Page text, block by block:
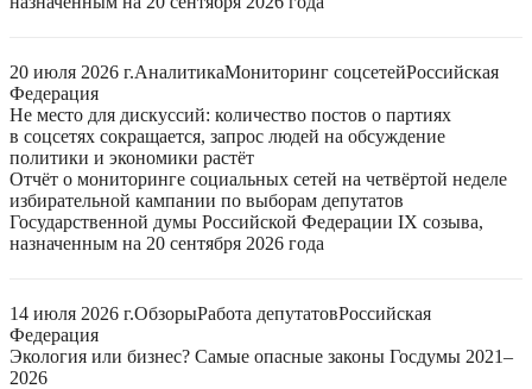
20 июля 2026 г.АналитикаМониторинг соцсетейРоссийская
Федерация
Не место для дискуссий: количество постов о партиях
в соцсетях сокращается, запрос людей на обсуждение
политики и экономики растёт
Отчёт о мониторинге социальных сетей на четвёртой неделе
избирательной кампании по выборам депутатов
Государственной думы Российской Федерации IX созыва,
назначенным на 20 сентября 2026 года
14 июля 2026 г.ОбзорыРабота депутатовРоссийская
Федерация
Экология или бизнес? Самые опасные законы Госдумы 2021–
2026